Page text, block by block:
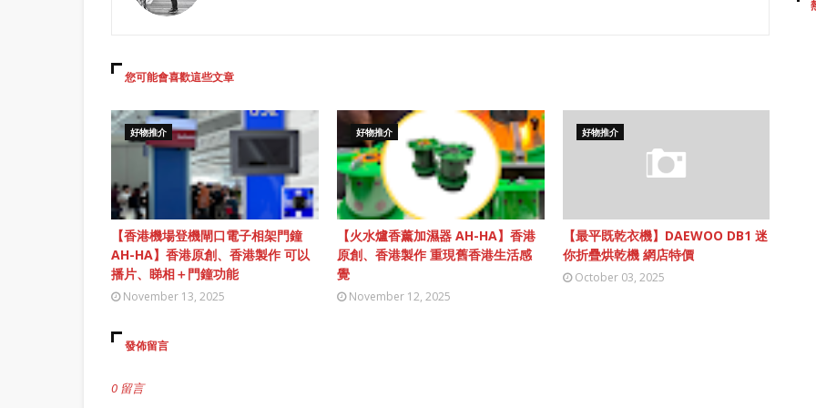
您可能會喜歡這些文章
好物推介
【香港機場登機閘口電子相架門鐘
AH-HA】香港原創、香港製作 可以
播片、睇相＋門鐘功能
November 13, 2025
好物推介
【火水爐香薰加濕器 AH-HA】香港
原創、香港製作 重現舊香港生活感
覺
November 12, 2025
好物推介
【最平既乾衣機】DAEWOO DB1 迷
你折疊烘乾機 網店特價
October 03, 2025
發佈留言
0 留言